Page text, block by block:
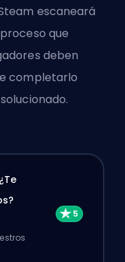
escaneará
que
deben
completarlo